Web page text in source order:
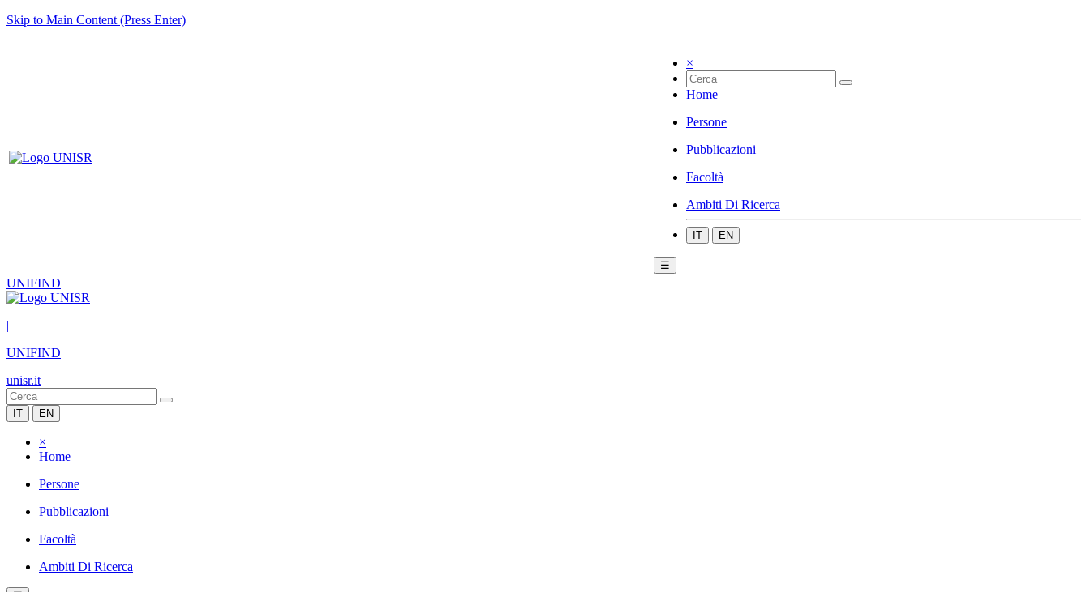
Skip to Main Content (Press Enter)
×
Home
Persone
Pubblicazioni
Facoltà
Ambiti Di Ricerca
IT EN
☰
UNIFIND
|
UNIFIND
unisr.it
IT EN
×
Home
Persone
Pubblicazioni
Facoltà
Ambiti Di Ricerca